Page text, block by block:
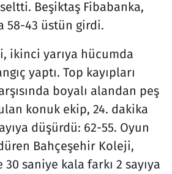
Beşiktaş Fibabanka,
58-43 üstün girdi.
ikinci yarıya hücumda
yaptı. Top kayıpları
boyalı alandan peş
konuk ekip, 24. dakika
düşürdü: 62-55. Oyun
Bahçeşehir Koleji,
saniye kala farkı 2 sayıya